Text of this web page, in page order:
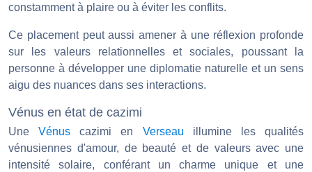
constamment à plaire ou à éviter les conflits.
Ce placement peut aussi amener à une réflexion profonde
sur les valeurs relationnelles et sociales, poussant la
personne à développer une diplomatie naturelle et un sens
aigu des nuances dans ses interactions.
Vénus en état de cazimi
UneVénus cazimi en Verseau illumine les qualités
vénusiennes d'amour, de beauté et de valeurs avec une
intensité solaire, conférant un charme unique et une